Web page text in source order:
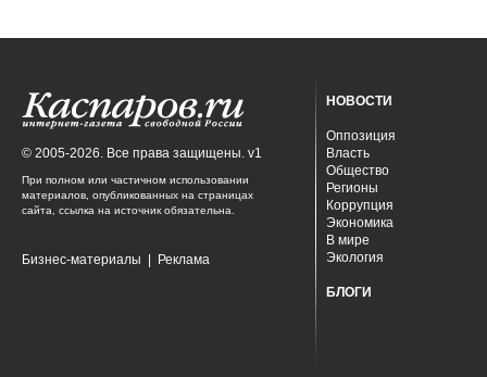
© 2005-2026. Все права защищены. v1
При полном или частичном использовании
материалов, опубликованных на страницах
сайта, ссылка на источник обязательна.
Бизнес-материалы Реклама
НОВОСТИ
Оппозиция
Власть
Общество
Регионы
Коррупция
Экономика
В мире
Экология
БЛОГИ